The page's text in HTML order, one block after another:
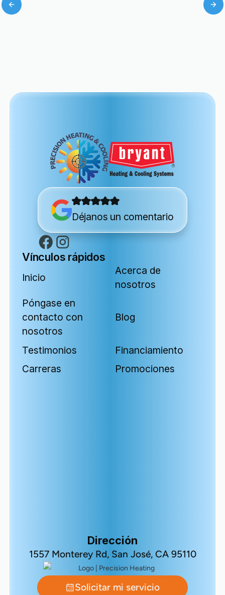
Déjanos un comentario
Vínculos rápidos
Inicio
Acerca de
nosotros
Póngase en
contacto con
nosotros
Blog
Testimonios
Financiamiento
Carreras
Promociones
Dirección
1557 Monterey Rd, San José, CA 95110
Solicitar mi servicio